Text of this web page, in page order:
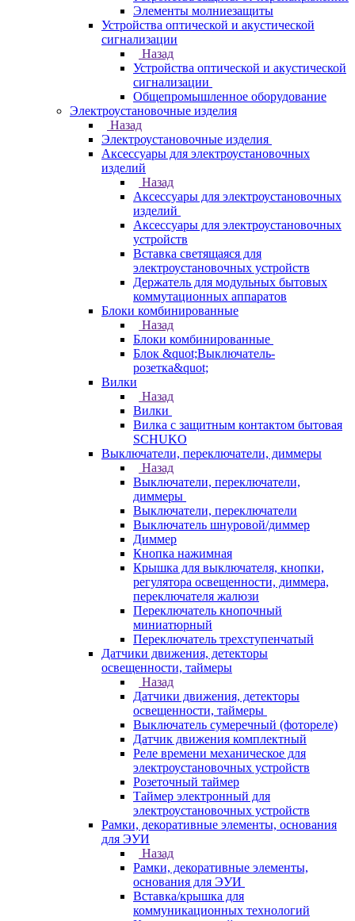
Элементы молниезащиты
Устройства оптической и акустической
сигнализации
Назад
Устройства оптической и акустической
сигнализации
Общепромышленное оборудование
Электроустановочные изделия
Назад
Электроустановочные изделия
Аксессуары для электроустановочных
изделий
Назад
Аксессуары для электроустановочных
изделий
Аксессуары для электроустановочных
устройств
Вставка светящаяся для
электроустановочных устройств
Держатель для модульных бытовых
коммутационных аппаратов
Блоки комбинированные
Назад
Блоки комбинированные
Блок &quot;Выключатель-
розетка&quot;
Вилки
Назад
Вилки
Вилка с защитным контактом бытовая
SCHUKO
Выключатели, переключатели, диммеры
Назад
Выключатели, переключатели,
диммеры
Выключатели, переключатели
Выключатель шнуровой/диммер
Диммер
Кнопка нажимная
Крышка для выключателя, кнопки,
регулятора освещенности, диммера,
переключателя жалюзи
Переключатель кнопочный
миниатюрный
Переключатель трехступенчатый
Датчики движения, детекторы
освещенности, таймеры
Назад
Датчики движения, детекторы
освещенности, таймеры
Выключатель сумеречный (фотореле)
Датчик движения комплектный
Реле времени механическое для
электроустановочных устройств
Розеточный таймер
Таймер электронный для
электроустановочных устройств
Рамки, декоративные элементы, основания
для ЭУИ
Назад
Рамки, декоративные элементы,
основания для ЭУИ
Вставка/крышка для
коммуникационных технологий